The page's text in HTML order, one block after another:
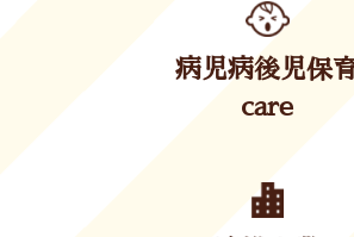
病児病後児保
care